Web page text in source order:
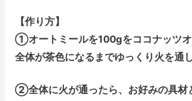
【作り方】
①オートミールを100gをココナッツオ
全体が茶色になるまでゆっくり火を通
②全体に火が通ったら、お好みの具材